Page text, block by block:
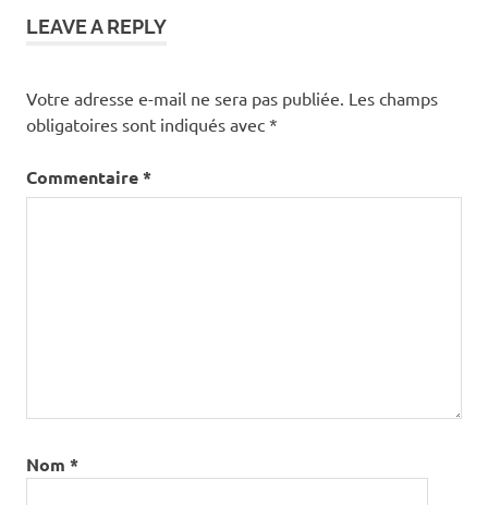
LEAVE A REPLY
Votre adresse e-mail ne sera pas publiée. Les champs
obligatoires sont indiqués avec *
Commentaire*
Nom *